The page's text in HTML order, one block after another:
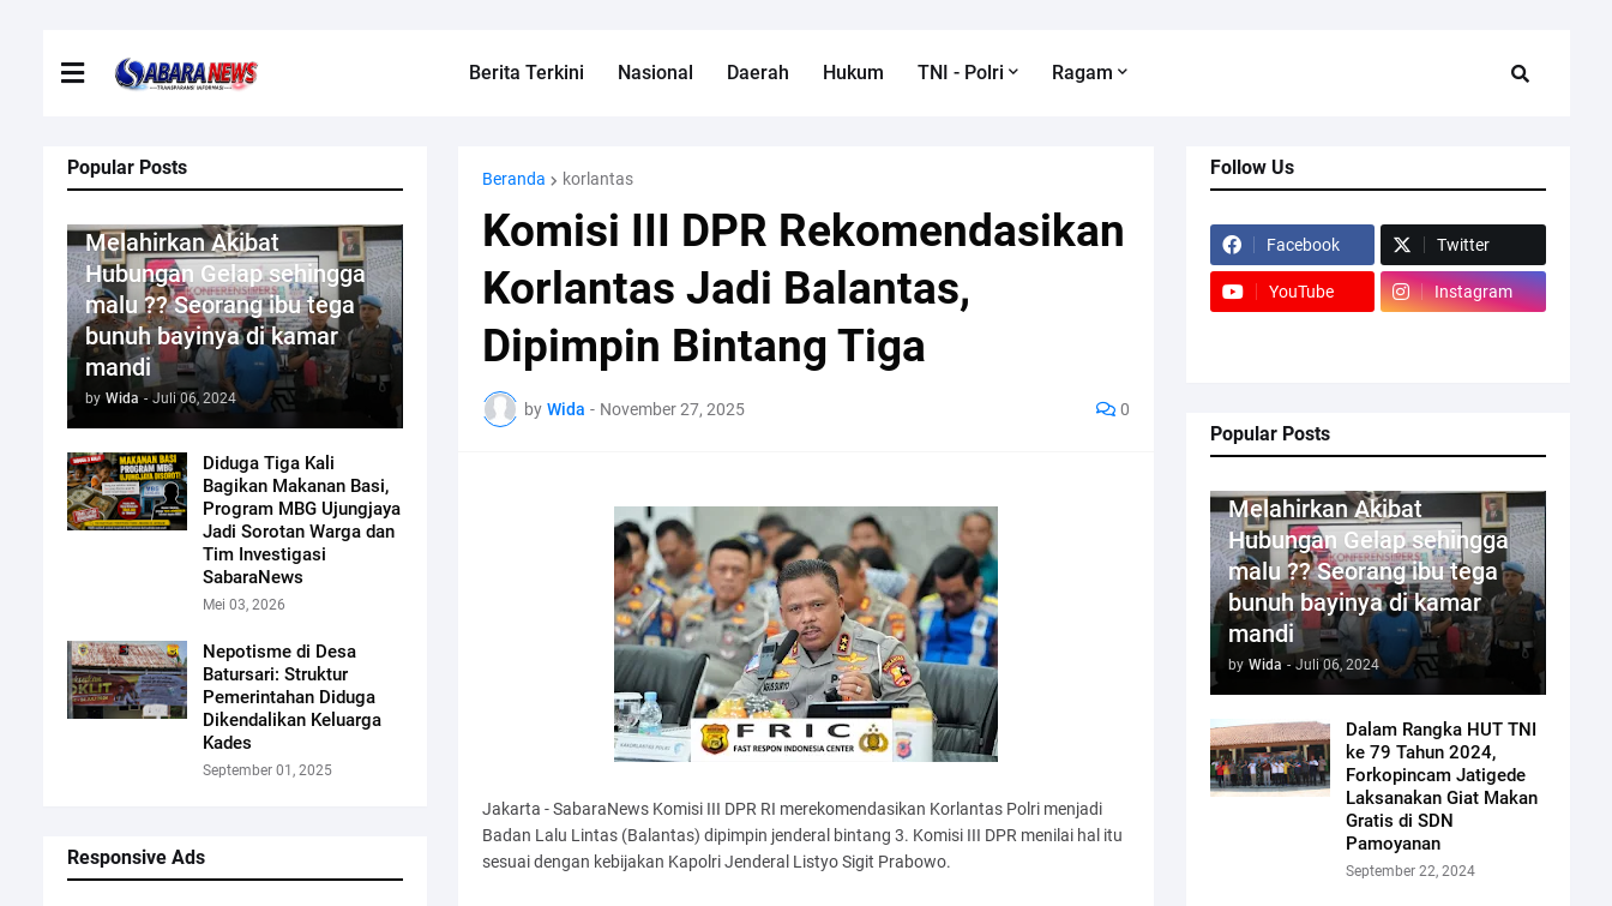
Berita Terkini Nasional Daerah Hukum TNI - Polri Ragam
Popular Posts
Melahirkan Akibat
Hubungan Gelap sehingga
malu ?? Seorang ibu tega
bunuh bayinya di kamar
mandi
by Wida - Juli 06, 2024
Diduga Tiga Kali
Bagikan Makanan Basi,
Program MBG Ujungjaya
Jadi Sorotan Warga dan
Tim Investigasi
SabaraNews
Mei 03, 2026
Nepotisme di Desa
Batursari: Struktur
Pemerintahan Diduga
Dikendalikan Keluarga
Kades
September 01, 2025
Responsive Ads
Beranda korlantas
Komisi III DPR Rekomendasikan
Korlantas Jadi Balantas,
Dipimpin Bintang Tiga
by Wida - November 27, 2025 0
Jakarta - SabaraNews Komisi III DPR RI merekomendasikan Korlantas Polri menjadi
Badan Lalu Lintas (Balantas) dipimpin jenderal bintang 3. Komisi III DPR menilai hal itu
sesuai dengan kebijakan Kapolri Jenderal Listyo Sigit Prabowo.
Follow Us
Facebook Twitter
YouTube Instagram
Popular Posts
Melahirkan Akibat
Hubungan Gelap sehingga
malu ?? Seorang ibu tega
bunuh bayinya di kamar
mandi
by Wida - Juli 06, 2024
Dalam Rangka HUT TNI
ke 79 Tahun 2024,
Forkopincam Jatigede
Laksanakan Giat Makan
Gratis di SDN
Pamoyanan
September 22, 2024